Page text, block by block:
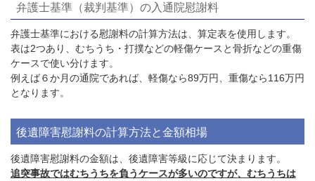
弁護士基準（裁判基準）の入通院慰謝料
弁護士基準における慰謝料の計算方法は、算定表を使用します。
表は2つあり、むちうち・打撲などの軽傷ケースと骨折などの重傷
ケースで使い分けます。
例えば６か月の通院であれば、軽傷なら89万円、重傷なら116万円
となります。
後遺障害慰謝料の計算方法と金額相場
後遺障害慰謝料の金額は、後遺障害等級に応じて決まります。
追突事故ではむちうちを負うケースが多いのですが、むちうちは